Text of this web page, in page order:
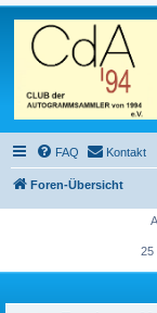
FAQ Kontakt
Foren-Übersicht
25